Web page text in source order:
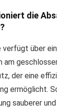
die
verfügt über
am
der eine
ermöglicht.
sauberer